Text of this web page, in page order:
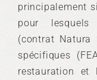
principalement
pour
(contrat Natura
spécifiques
restauration et